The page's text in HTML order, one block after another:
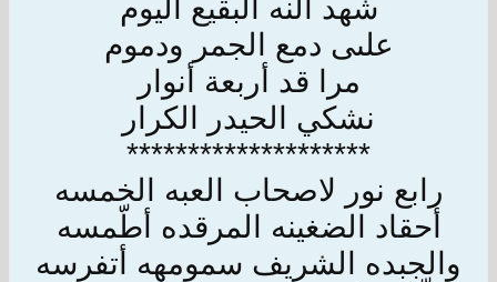
شهد ألنه البقيع اليوم
علىى دمع الجمر ودموم
مرا قد أربعة أنوار
نشكي الحيدر الكرار
********************
رابع نور لاصحاب العبه الخمسه
أحقاد الضغينه المرقده أطّمسه
والجبده الشريف سمومهه أتفرسه